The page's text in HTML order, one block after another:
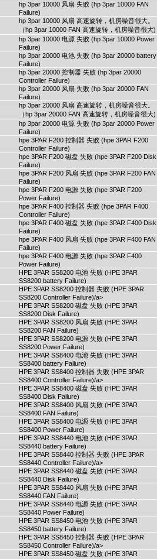
hp 3par 10000 风扇 失败 (hp 3par 10000 FAN
Failure)
hp 3par 10000 风扇 高速旋转，机房噪音很大。
（hp 3par 10000 FAN 高速旋转，机房噪音很大)
hp 3par 10000 电源 失败 (hp 3par 10000 Power
Failure)
hp 3par 20000 电池 失败 (hp 3par 20000 battery
Failure)
hp 3par 20000 控制器 失败 (hp 3par 20000
Controller Failure)
hp 3par 20000 风扇 失败 (hp 3par 20000 FAN
Failure)
hp 3par 20000 风扇 高速旋转，机房噪音很大。
（hp 3par 20000 FAN 高速旋转，机房噪音很大)
hp 3par 20000 电源 失败 (hp 3par 20000 Power
Failure)
hpe 3PAR F200 控制器 失败 (hpe 3PAR F200
Controller Failure)
hpe 3PAR F200 磁盘 失败 (hpe 3PAR F200 Disk
Failure)
hpe 3PAR F200 风扇 失败 (hpe 3PAR F200 FAN
Failure)
hpe 3PAR F200 电源 失败 (hpe 3PAR F200
Power Failure)
hpe 3PAR F400 控制器 失败 (hpe 3PAR F400
Controller Failure)
hpe 3PAR F400 磁盘 失败 (hpe 3PAR F400 Disk
Failure)
hpe 3PAR F400 风扇 失败 (hpe 3PAR F400 FAN
Failure)
hpe 3PAR F400 电源 失败 (hpe 3PAR F400
Power Failure)
HPE 3PAR SS8200 电池 失败 (HPE 3PAR
SS8200 battery Failure)
HPE 3PAR SS8200 控制器 失败 (HPE 3PAR
SS8200 Controller Failure)/a>
HPE 3PAR SS8200 磁盘 失败 (HPE 3PAR
SS8200 Disk Failure)
HPE 3PAR SS8200 风扇 失败 (HPE 3PAR
SS8200 FAN Failure)
HPE 3PAR SS8200 电源 失败 (HPE 3PAR
SS8200 Power Failure)
HPE 3PAR SS8400 电池 失败 (HPE 3PAR
SS8400 battery Failure)
HPE 3PAR SS8400 控制器 失败 (HPE 3PAR
SS8400 Controller Failure)/a>
HPE 3PAR SS8400 磁盘 失败 (HPE 3PAR
SS8400 Disk Failure)
HPE 3PAR SS8400 风扇 失败 (HPE 3PAR
SS8400 FAN Failure)
HPE 3PAR SS8400 电源 失败 (HPE 3PAR
SS8400 Power Failure)
HPE 3PAR SS8440 电池 失败 (HPE 3PAR
SS8440 battery Failure)
HPE 3PAR SS8440 控制器 失败 (HPE 3PAR
SS8440 Controller Failure)/a>
HPE 3PAR SS8440 磁盘 失败 (HPE 3PAR
SS8440 Disk Failure)
HPE 3PAR SS8440 风扇 失败 (HPE 3PAR
SS8440 FAN Failure)
HPE 3PAR SS8440 电源 失败 (HPE 3PAR
SS8440 Power Failure)
HPE 3PAR SS8450 电池 失败 (HPE 3PAR
SS8450 battery Failure)
HPE 3PAR SS8450 控制器 失败 (HPE 3PAR
SS8450 Controller Failure)/a>
HPE 3PAR SS8450 磁盘 失败 (HPE 3PAR